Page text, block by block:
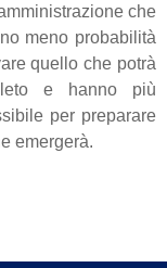
che
meno probabilità
quello che potrà
e hanno più
per preparare
emergerà.